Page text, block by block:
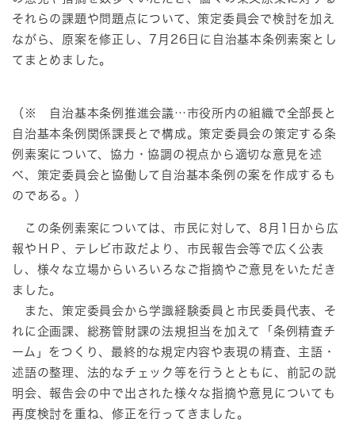
それらの課題や問題点について、策定委員会で検討を加え
ながら、原案を修正し、7月26日に自治基本条例素案とし
てまとめました。
（※ 自治基本条例推進会議…市役所内の組織で全部長と
自治基本条例関係課長とで構成。策定委員会の策定する条
例素案について、協力・協調の視点から適切な意見を述
べ、策定委員会と協働して自治基本条例の案を作成するも
のである。）
この条例素案については、市民に対して、8月1日から広
報やＨＰ、テレビ市政だより、市民報告会等で広く公表
し、様々な立場からいろいろなご指摘やご意見をいただき
ました。
また、策定委員会から学識経験委員と市民委員代表、そ
れに企画課、総務管財課の法規担当を加えて「条例精査チ
ーム」をつくり、最終的な規定内容や表現の精査、主語・
述語の整理、法的なチェック等を行うとともに、前記の説
明会、報告会の中で出された様々な指摘や意見についても
再度検討を重ね、修正を行ってきました。